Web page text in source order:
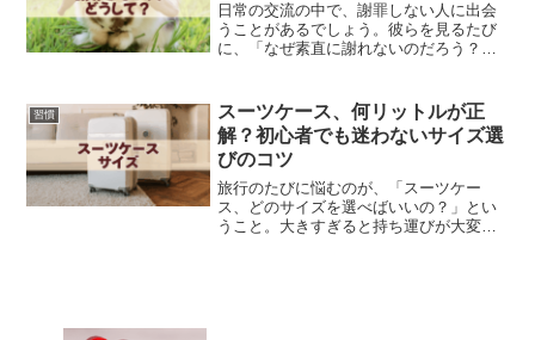
日常の交流の中で、謝罪しない人に出会
うことがあるでしょう。彼らを見るたび
に、「なぜ素直に謝れないのだろう？」
りも言い訳をしたり、他人のせいにした
りすることが多いです。そ...
習慣
スーツケース、何リットルが正
解？初心者でも迷わないサイズ選
びのコツ
旅行のたびに悩むのが、「スーツケー
ス、どのサイズを選べばいいの？」とい
うこと。大きすぎると持ち運びが大変だ